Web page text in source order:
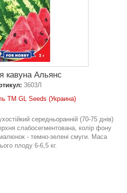
кавуна Альянс
3603Л
ТМ GL Seeds (Украина)
середньоранній (70-75 днів)
слабосегментована, колір фону
- темно-зелені смуги. Маса
плоду 6-6,5 кг.